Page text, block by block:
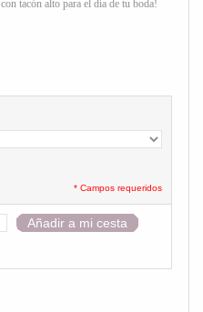
con tacón alto para el día de tu boda!
* Campos requeridos
Añadir a mi cesta